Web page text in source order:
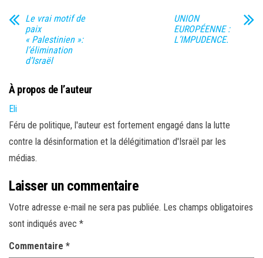
Le vrai motif de
paix
« Palestinien »:
l’élimination
d’Israël
UNION
EUROPÉENNE :
L’IMPUDENCE.
À propos de l’auteur
Eli
Féru de politique, l'auteur est fortement engagé dans la lutte
contre la désinformation et la délégitimation d'Israël par les
médias.
Laisser un commentaire
Votre adresse e-mail ne sera pas publiée. Les champs obligatoires
sont indiqués avec *
Commentaire *